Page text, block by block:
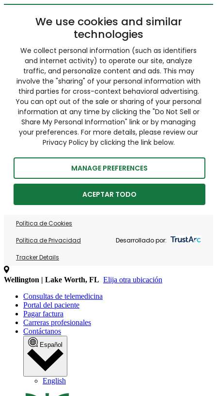
We use cookies and similar
technologies
We collect personal information (such as identifiers
and internet activity) to operate our site, analyze
traffic, and personalize content and ads. This may
involve the "sharing" of your personal information with
third parties for cross-context behavioral advertising.
You can opt out of the sale or sharing of your personal
information at any time by clicking the "Do Not Sell or
Share My Personal Information" link or by managing
your preferences. For more details, please review our
Privacy Policy by clicking the link below.
MANAGE PREFERENCES
ACEPTAR TODO
Política de Cookies
Política de Privacidad
Tracker Details
Desarrollado por:
Wellington | Lake Worth, FL Elija otra ubicación
Consultas de telemedicina
Portal del paciente
Pagar factura
Carreras profesionales
Contáctanos
Español
English